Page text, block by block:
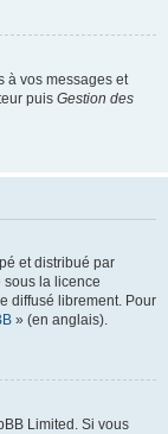
à vos messages et
puis Gestion des
et distribué par
sous la licence
diffusé librement. Pour
» (en anglais).
Limited. Si vous